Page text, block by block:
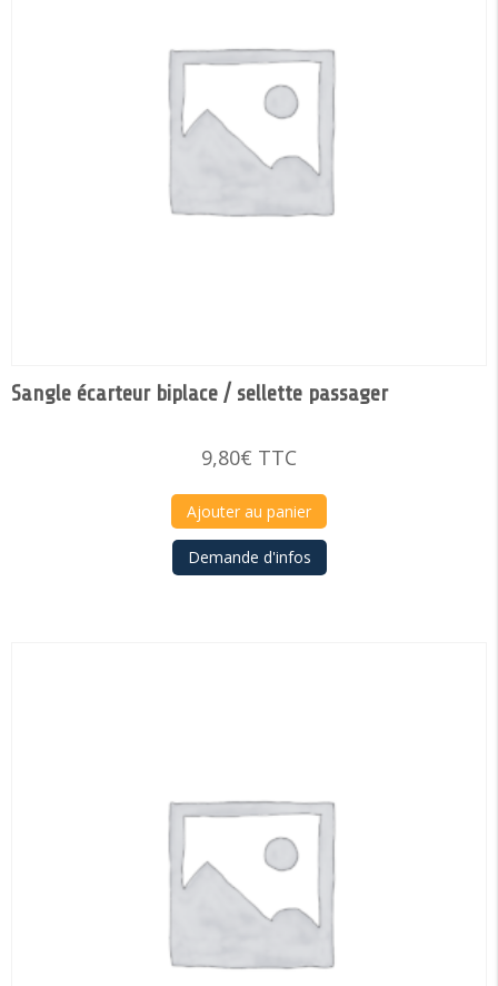
Sangle écarteur biplace / sellette passager
9,80€ TTC
Ajouter au panier
Demande d'infos